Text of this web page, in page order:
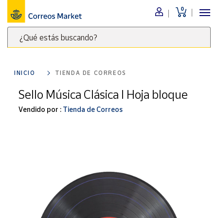
0
¿Qué estás buscando?
clave
para
buscar
productos
Menú
Nuestro
catálogo
Alimentación
Bebidas
Ocio y cultura
INICIO TIENDA DE CORREOS
Sello Música Clásica I Hoja bloque
Vendido por : Tienda de Correos